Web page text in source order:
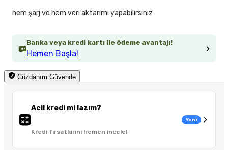
Banka veya kredi kartı ile ödeme avantajı!
Hemen Başla!
Cüzdanım Güvende
Acil kredi mi lazım?
Kredi fırsatlarını hemen incele!
Yeni
hem şarj ve hem veri aktarımı yapabilirsiniz